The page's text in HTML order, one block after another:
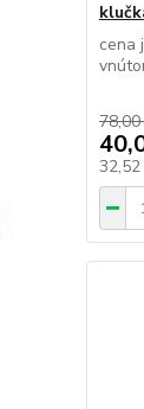
cena
78,00
32,52